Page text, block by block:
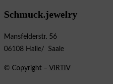
Schmuck.jewelry
Mansfelderstr. 56
06108 Halle/ Saale
© Copyright – VIRTIV